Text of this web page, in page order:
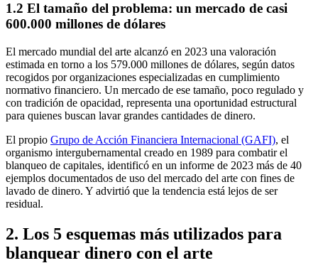
1.2 El tamaño del problema: un mercado de casi
600.000 millones de dólares
El mercado mundial del arte alcanzó en 2023 una valoración
estimada en torno a los 579.000 millones de dólares, según datos
recogidos por organizaciones especializadas en cumplimiento
normativo financiero. Un mercado de ese tamaño, poco regulado y
con tradición de opacidad, representa una oportunidad estructural
para quienes buscan lavar grandes cantidades de dinero.
El propio Grupo de Acción Financiera Internacional (GAFI), el
organismo intergubernamental creado en 1989 para combatir el
blanqueo de capitales, identificó en un informe de 2023 más de 40
ejemplos documentados de uso del mercado del arte con fines de
lavado de dinero. Y advirtió que la tendencia está lejos de ser
residual.
2. Los 5 esquemas más utilizados para
blanquear dinero con el arte